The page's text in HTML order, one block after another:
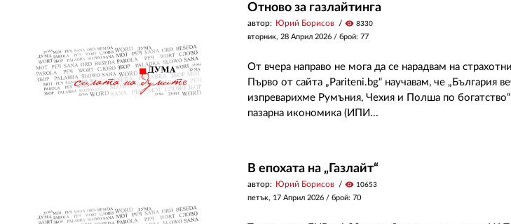
Отново за газлайтинга
автор: Юрий Борисов visibility 8330
вторник, 28 Април 2026 / брой: 77
От вчера направо не мога да се нарадвам на
Първо от сайта „Pariteni.bg“ научавам, че „България
изпреварихме Румъния, Чехия и Полша по
пазарна икономика (ИПИ...
В епохата на „Газлайт“
автор: Юрий Борисов visibility 10653
петък, 17 Април 2026 / брой: 70